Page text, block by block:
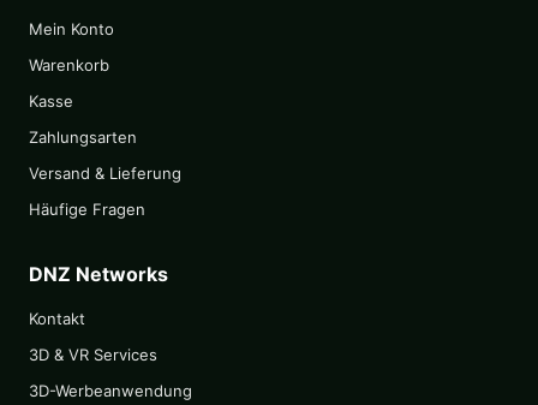
Mein Konto
Warenkorb
Kasse
Zahlungsarten
Versand & Lieferung
Häufige Fragen
DNZ Networks
Kontakt
3D & VR Services
3D-Werbeanwendung